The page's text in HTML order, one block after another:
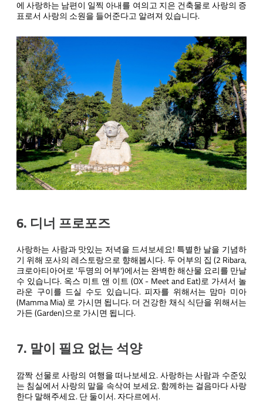
에 사랑하는 남편이 일찍 아내를 여의고 지은 건축물로 사랑의 증
표로서 사랑의 소원을 들어준다고 알려져 있습니다.
6. 디너 프로포즈
사랑하는 사람과 맛있는 저녁을 드셔보세요! 특별한 날을 기념하
기 위해 포사의 레스토랑으로 향해봅시다. 두 어부의 집 (2 Ribara,
크로아티아어로 '두명의 어부')에서는 완벽한 해산물 요리를 만날
수 있습니다. 옥스 미트 앤 이트 (OX - Meet and Eat)로 가셔서 놀
라운 구이를 드실 수도 있습니다. 피자를 위해서는 맘마 미아
(Mamma Mia) 로 가시면 됩니다. 더 건강한 채식 식단을 위해서는
가든 (Garden)으로 가시면 됩니다.
7. 말이 필요 없는 석양
깜짝 선물로 사랑의 여행을 떠나보세요. 사랑하는 사람과 수준있
는 침실에서 사랑의 말을 속삭여 보세요. 함께하는 걸음마다 사랑
한다 말해주세요. 단 둘이서. 자다르에서.